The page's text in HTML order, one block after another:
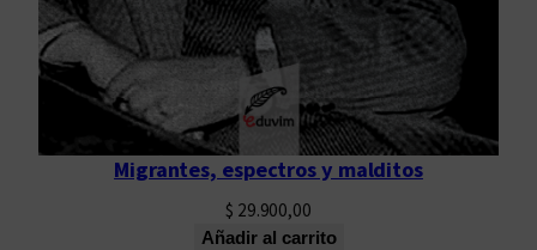
Migrantes, espectros y malditos
$ 29.900,00
Añadir al carrito